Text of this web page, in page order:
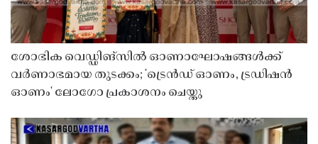
ശോഭിക വെഡ്ഡിങ്സിൽ ഓണാഘോഷങ്ങൾക്ക്
വർണാഭമായ തുടക്കം; 'ട്രെൻഡ് ഓണം, ട്രഡിഷൻ
ഓണം' ലോഗോ പ്രകാശനം ചെയ്തു